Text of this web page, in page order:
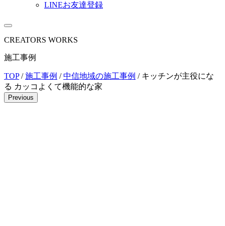
LINEお友達登録
CREATORS WORKS
施工事例
TOP/施工事例 /中信地域の施工事例 / キッチンが主役にな
る カッコよくて機能的な家
Previous